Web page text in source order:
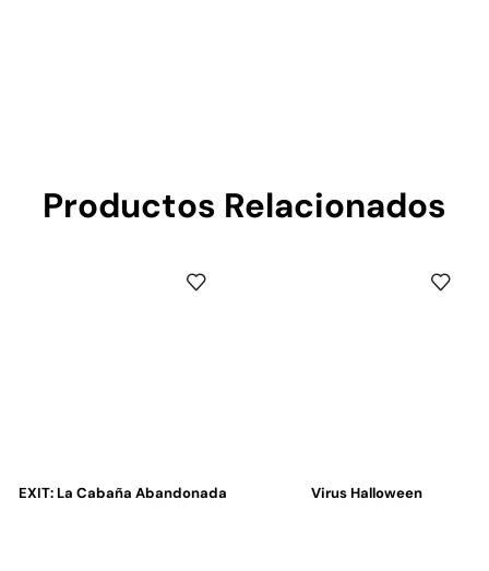
Productos Relacionados
EXIT: La Cabaña Abandonada Virus Halloween